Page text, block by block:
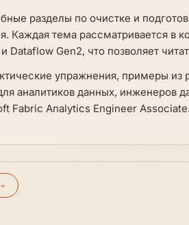
разделы по очистке и
Каждая тема рассматривается в
Dataflow Gen2, что позволяет
упражнения, примеры из
аналитиков данных, инженеров
Fabric Analytics Engineer Associate.